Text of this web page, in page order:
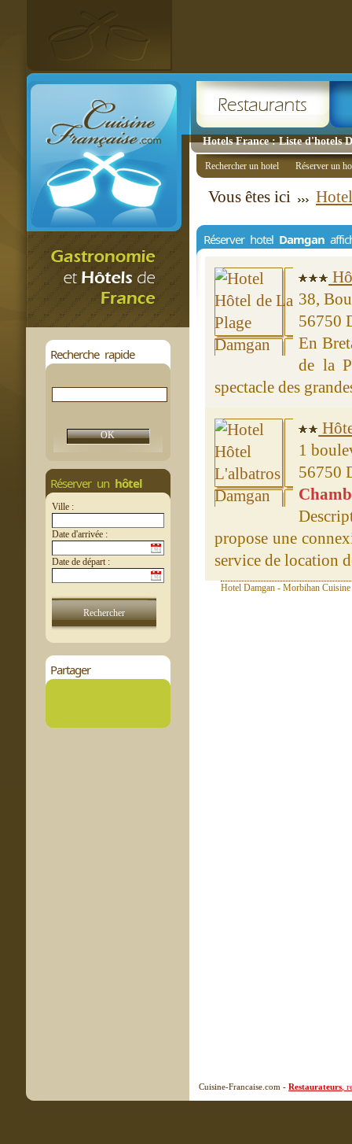
Hotels France : Liste d'hotels
Recherche rapide
Réserver un hôtel
Ville :
Date d'arrivée :
Date de départ :
Partager
Rechercher un hotel Réserver un
Vous êtes ici
Réserver hotel Damgan
38,
56750
En
de la
spectacle des
1
56750
propose une
service de location
Hotel Damgan - Morbihan Cuisine
Cuisine-Francaise.com - Restaurateurs ,